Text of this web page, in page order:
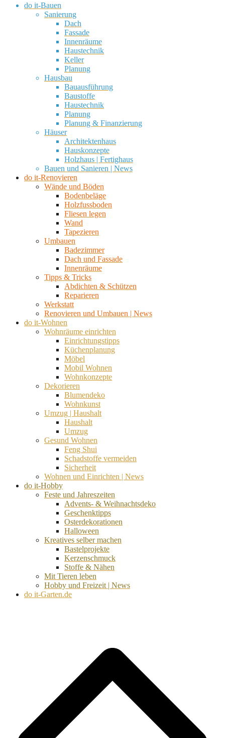
do it-Bauen
Sanierung
Dach
Fassade
Innenräume
Haustechnik
Keller
Planung
Hausbau
Bauausführung
Baustoffe
Haustechnik
Planung
Planung & Finanzierung
Häuser
Architektenhaus
Hauskonzepte
Holzhaus | Fertighaus
Bauen und Sanieren | News
do it-Renovieren
Wände und Böden
Bodenbeläge
Holzfussboden
Fliesen legen
Wand
Tapezieren
Umbauen
Badezimmer
Dach und Fassade
Innenräume
Tipps & Tricks
Abdichten & Schützen
Reparieren
Werkstatt
Renovieren und Umbauen | News
do it-Wohnen
Wohnräume einrichten
Einrichtungstipps
Küchenplanung
Möbel
Mobil Wohnen
Wohnkonzepte
Dekorieren
Blumendeko
Wohnkunst
Umzug | Haushalt
Haushalt
Umzug
Gesund Wohnen
Feng Shui
Schadstoffe vermeiden
Sicherheit
Wohnen und Einrichten | News
do it-Hobby
Feste und Jahreszeiten
Advents- & Weihnachtsdeko
Geschenktipps
Osterdekorationen
Halloween
Kreatives selber machen
Bastelprojekte
Kerzenschmuck
Stoffe & Nähen
Mit Tieren leben
Hobby und Freizeit | News
do it-Garten.de